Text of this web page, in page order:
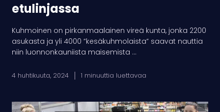
etulinjassa
Kuhmoinen on pirkanmaalainen vireä kunta, jonka 2200
asukasta ja yli 4000 ”kesäkuhmolaista” saavat nauttia
niin luonnonkauniista maisemista ...
4 huhtikuuta, 2024 1 minuuttia luettavaa
Hyvinvoiva